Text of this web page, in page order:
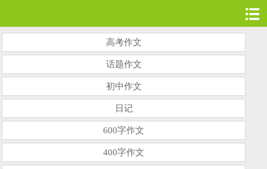
高考作文
话题作文
初中作文
日记
600字作文
400字作文